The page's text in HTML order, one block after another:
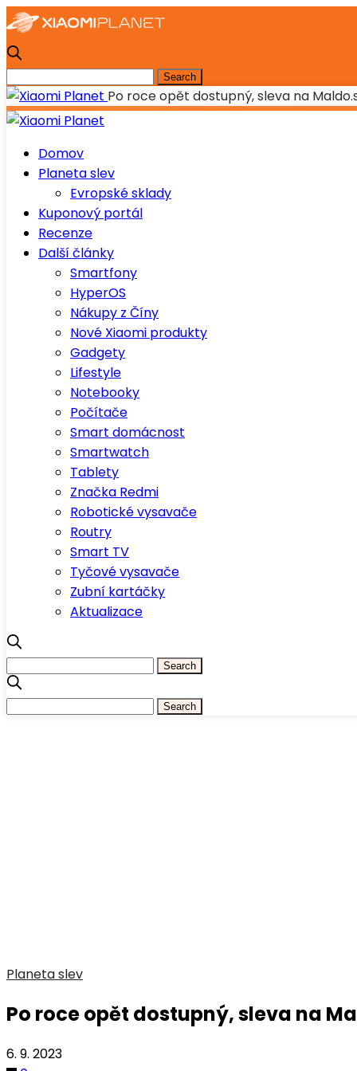
Po roce opět dostupný, sleva na
Domov
Planeta slev
Evropské sklady
Kuponový portál
Recenze
Další články
Smartfony
HyperOS
Nákupy z Číny
Nové Xiaomi produkty
Gadgety
Lifestyle
Notebooky
Počítače
Smart domácnost
Smartwatch
Tablety
Značka Redmi
Robotické vysavače
Routry
Smart TV
Tyčové vysavače
Zubní kartáčky
Aktualizace
Planeta slev
Po roce opět dostupný, sleva na
6. 9. 2023